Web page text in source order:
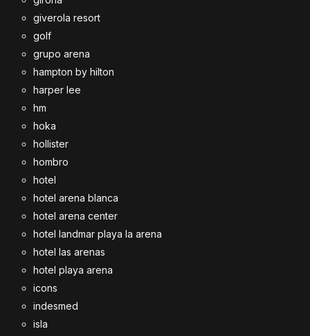
giverola resort
golf
grupo arena
hampton by hilton
harper lee
hm
hoka
hollister
hombro
hotel
hotel arena blanca
hotel arena center
hotel landmar playa la arena
hotel las arenas
hotel playa arena
icons
indesmed
isla